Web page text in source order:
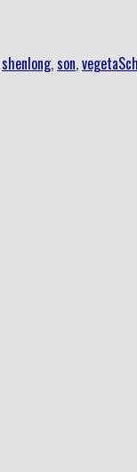
shenlong,son,vegeta